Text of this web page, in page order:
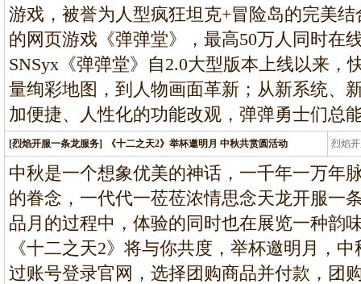
游戏，被誉为人型疯狂坦克+冒险岛的完美
的网页游戏《弹弹堂》，最高50万人同时在
SNSyx《弹弹堂》自2.0大型版本上线以来，
量绚彩地图，到人物画面革新；从新系统、
加便捷、人性化的功能改观，弹弹勇士们总
[烈焰开服一条龙服务] 《十二之天2》举杯邀明月 中秋共赏圆活动 烈焰
龙
中秋是一个想象优美的神话，一千年一万年
的眷念，一代代一莅莅浓情思念天龙开服一
品月的过程中，体验的同时也在展览一种韵
《十二之天2》将与你共度，举杯邀明月，
过账号登录官网，选择团购商品并付款，团